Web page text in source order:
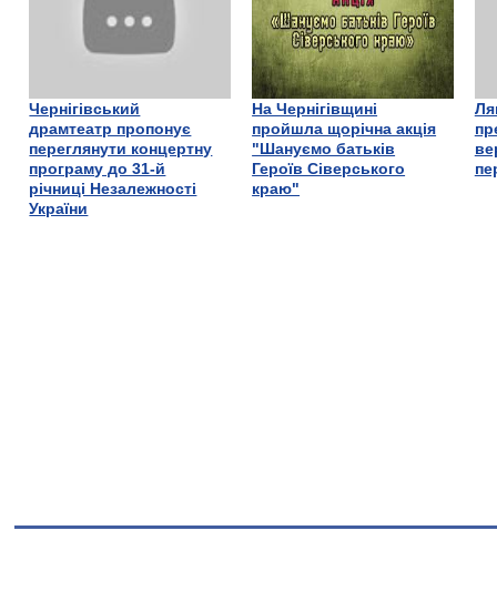
Чернігівський
драмтеатр пропонує
переглянути концертну
програму до 31-й
річниці Незалежності
України
На Чернігівщині
пройшла щорічна акція
"Шануємо батьків
Героїв Сіверського
краю"